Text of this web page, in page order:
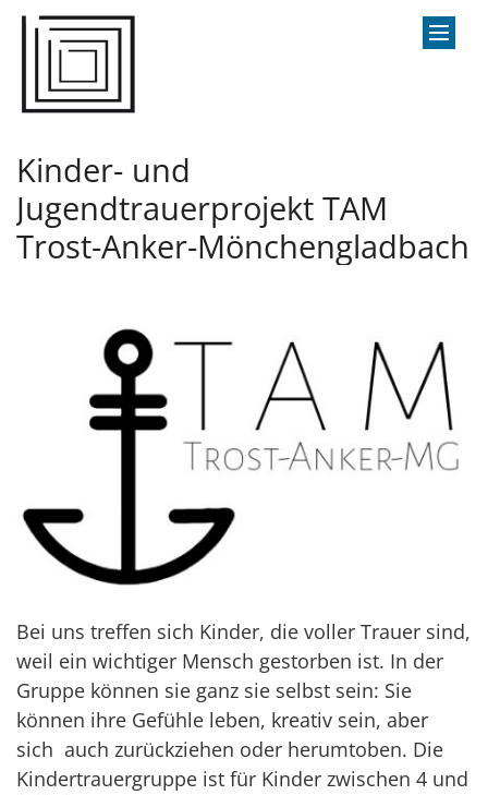
Zum Inhalt springen
Kinder- und
Jugendtrauerprojekt TAM
Trost-Anker-Mönchengladbach
Bei uns treffen sich Kinder, die voller Trauer sind,
weil ein wichtiger Mensch gestorben ist. In der
Gruppe können sie ganz sie selbst sein: Sie
können ihre Gefühle leben, kreativ sein, aber
sich auch zurückziehen oder herumtoben. Die
Kindertrauergruppe ist für Kinder zwischen 4 und